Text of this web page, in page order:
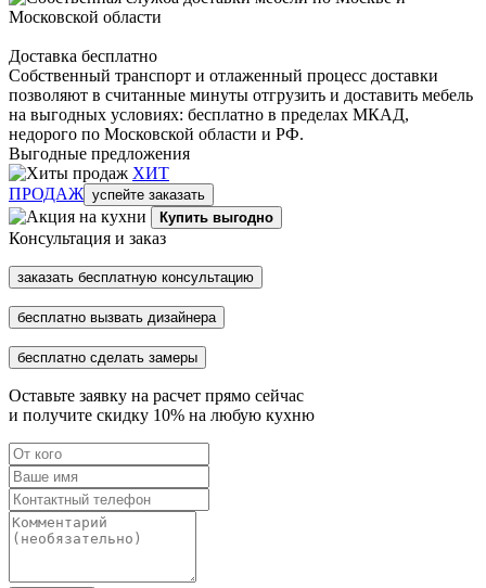
Доставка бесплатно
Собственный транспорт и отлаженный процесс доставки
позволяют в считанные минуты отгрузить и доставить мебель
на выгодных условиях: бесплатно в пределах МКАД,
недорого по Московской области и РФ.
Выгодные предложения
ХИТ
ПРОДАЖ успейте заказать
Купить выгодно
Консультация и заказ
заказать бесплатную консультацию
бесплатно вызвать дизайнера
бесплатно сделать замеры
Оставьте заявку на расчет прямо сейчас
и получите скидку 10% на любую кухню